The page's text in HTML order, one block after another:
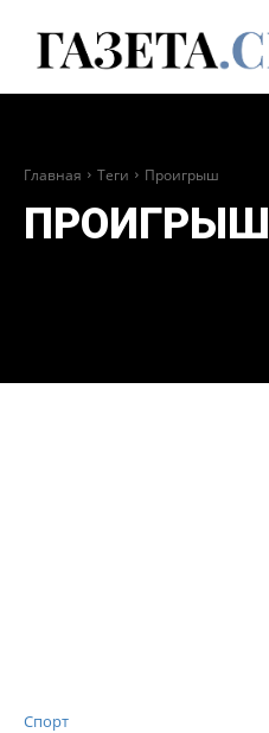
Главная Теги Проигрыш
ПРОИГРЫШ
Спорт